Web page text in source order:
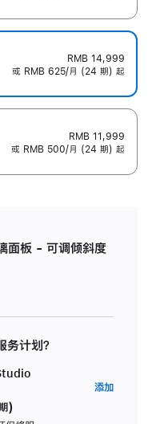
RMB 14,999
或 RMB 625/月 (24 期) 起
RMB 11,999
或 RMB 500/月 (24 期) 起
板 - 可调倾斜度
计划？
)
添加